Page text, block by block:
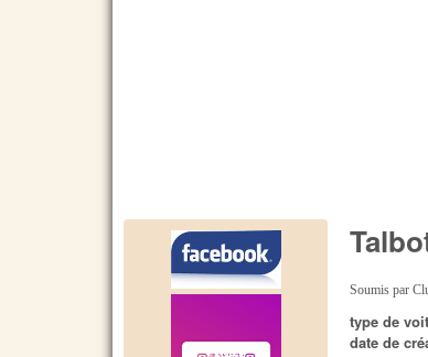
Soumis par
type de
date de